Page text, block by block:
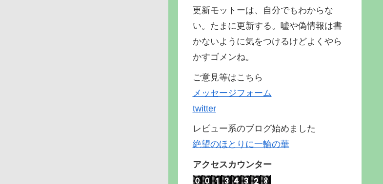
更新モットーは、自分でもわからな
い。たまに更新する。嘘や偽情報は書
かないように気をつけるけどよくやら
かすゴメンね。
ご意見等はこちら
メッセージフォーム
twitter
レビュー系のブログ始めました
絶望のほとりに一輪の華
アクセスカウンター